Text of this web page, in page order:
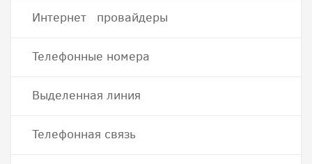
Интернет провайдеры
Телефонные номера
Выделенная линия
Телефонная связь